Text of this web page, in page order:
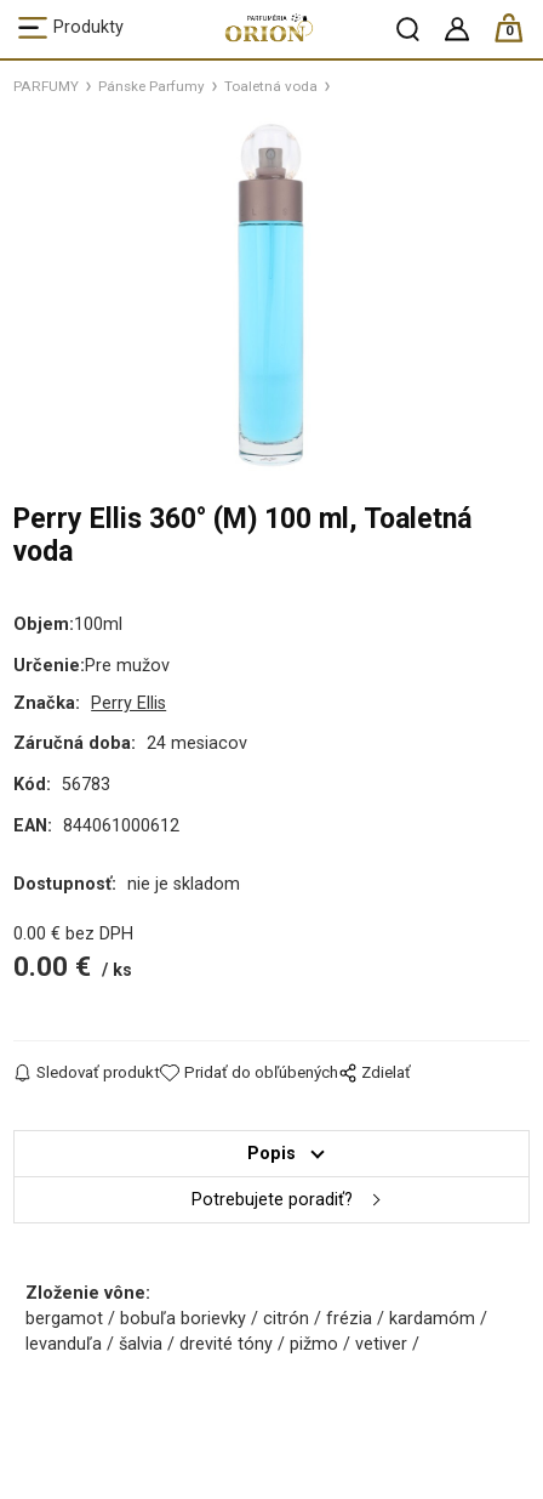
Produkty 0
ks /
PARFUMY Pánske Parfumy Toaletná voda
Perry Ellis 360° (M) 100 ml, Toaletná
voda
Objem:100ml
Určenie:Pre mužov
Značka:
Perry Ellis
Záručná doba: 24 mesiacov
Kód: 56783
EAN: 844061000612
Dostupnosť: nie je skladom
0.00 € bez DPH
0.00 € ks
Sledovať produkt Pridať do obľúbených Zdielať
Popis
Potrebujete poradiť?
Zloženie vône:
bergamot / bobuľa borievky / citrón / frézia / kardamóm /
levanduľa / šalvia / drevité tóny / pižmo / vetiver /